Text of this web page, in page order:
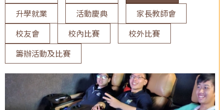
升學就業
活動慶典
家長教師會
校友會
校內比賽
校外比賽
籌辦活動及比賽